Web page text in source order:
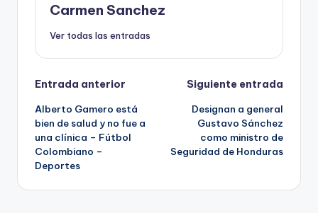
Carmen Sanchez
Ver todas las entradas
Navegación
de
entradas
Entrada anterior
Alberto Gamero está
bien de salud y no fue a
una clínica – Fútbol
Colombiano –
Deportes
Siguiente entrada
Designan a general
Gustavo Sánchez
como ministro de
Seguridad de Honduras